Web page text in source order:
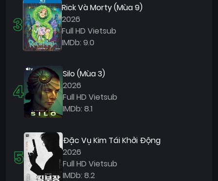
3
Rick Và Morty (Mùa 9)
2026
Full HD Vietsub
IMDb: 9.0
4
Silo (Mùa 3)
2026
Full HD Vietsub
IMDb: 8.1
5
Đặc Vụ Kim Tái Khởi Động
2026
Full HD Vietsub
IMDb: 8.2